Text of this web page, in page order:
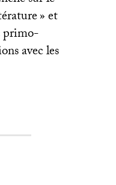
» et
primo-
avec les